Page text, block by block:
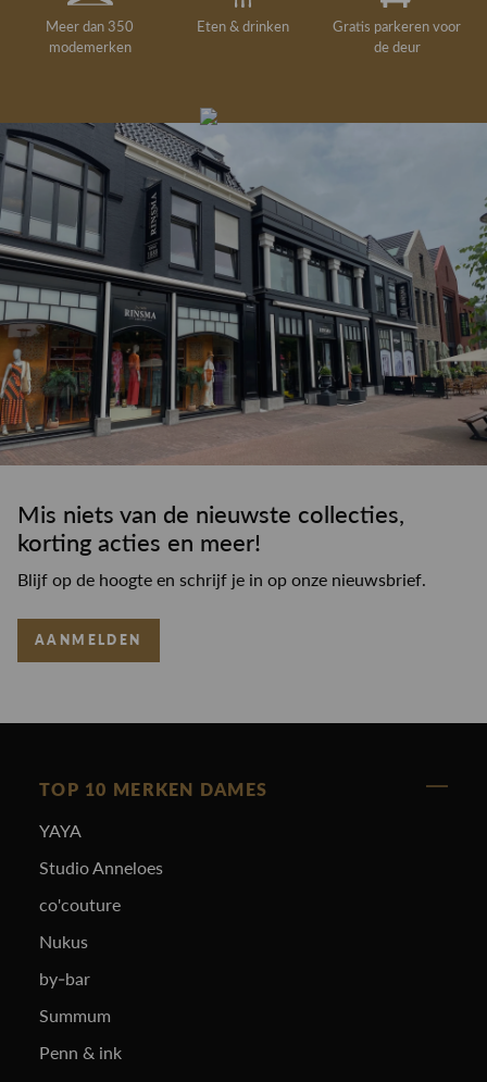
Meer dan 350
modemerken
Eten & drinken
Gratis parkeren voor
de deur
drankje
Gratis retourneren in
de winkel
Deskundig
kledingadvies
Mis niets van de nieuwste collecties,
korting acties en meer!
Blijf op de hoogte en schrijf je in op onze nieuwsbrief.
AANMELDEN
TOP 10 MERKEN DAMES
YAYA
Studio Anneloes
co'couture
Nukus
by-bar
Summum
Penn & ink